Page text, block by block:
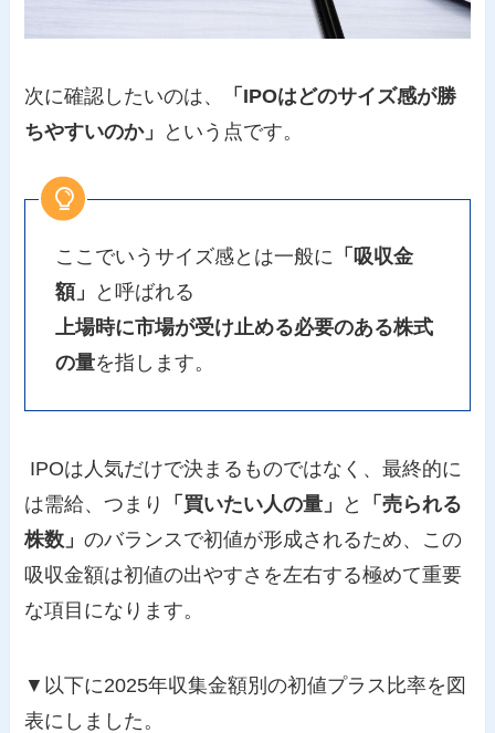
次に確認したいのは、
「IPOはどのサイズ感が勝
ちやすいのか」
という点です。
ここでいうサイズ感とは一般に 「吸収金
額」
と呼ばれる
上場時に市場が受け止める必要のある株式
の量を指します。
IPOは人気だけで決まるものではなく、最終的に
は需給、つまり
「買いたい人の量」 と
「売られる
株数」のバランスで初値が形成されるため、この
吸収金額は初値の出やすさを左右する極めて重要
な項目になります。
▼以下に2025年収集金額別の初値プラス比率を図
表にしました。